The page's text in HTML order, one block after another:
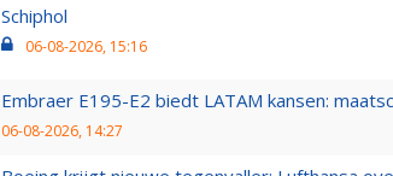
Schiphol
06-08-2026, 15:16
Embraer E195-E2 biedt LATAM kansen:
06-08-2026, 14:27